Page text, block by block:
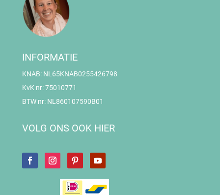
INFORMATIE
KNAB: NL65KNAB0255426798
KvK nr: 75010771
BTW nr: NL860107590B01
VOLG ONS OOK HIER